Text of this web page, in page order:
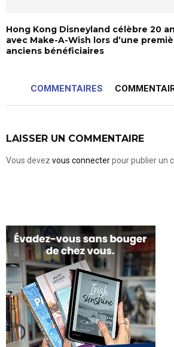
Hong Kong Disneyland célèbre 20
avec Make-A-Wish lors d’une
anciens bénéficiaires
COMMENTAIRES
LAISSER UN COMMENTAIRE
Vous devez vous connecterpour publier un